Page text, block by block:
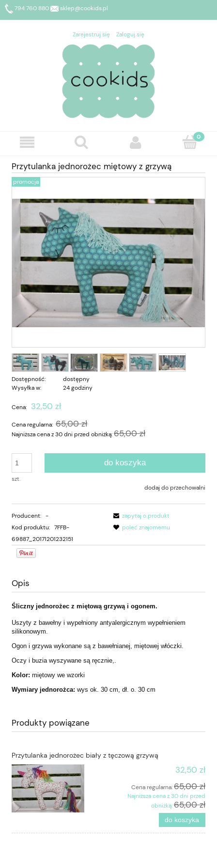
794 760 880 sklep@cookids.pl
Zarejestruj się Zaloguj się
Przytulanka jednorożec miętowy z grzywą
promocja
Dostępność:
dostępny
Wysyłka w:
24 godziny
Cena: 32,50 zł
Cena regularna: 65,00 zł
Najniższa cena z 30 dni przed obniżką:65,00 zł
szt.
do koszyka
dodaj do przechowalni
Producent: -
Kod produktu: 7FFB-
69887_20171201232151
zapytaj o produkt
poleć znajomemu
Opis
Śliczny jednorożec z miętową grzywą i ogonem.
Uszyty z bawełny i wypełniony antyalergicznym wypełnieniem
silikonowym.
Ogon i grzywa wykonane są z bawełnianej, miętowej włóczki.
Oczy i buzia wyszywane są ręcznie,.
Kolor: miętowy we wzorki
Wymiary jednorożca: wys ok. 30 cm, dł. o. 30 cm
Produkty powiązane
Przytulanka jednorożec biały z tęczową grzywą
32,50 zł
Cena regularna:65,00 zł
Najniższa cena z 30 dni przed
obniżką:65,00 zł
do koszyka